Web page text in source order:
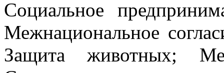
Социальное
Межнациональное
Защита животных;